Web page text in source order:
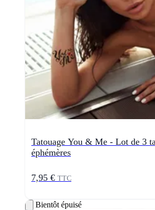
Tatouage You & Me - Lot de 3
éphémères
7,95 € TTC
Bientôt épuisé